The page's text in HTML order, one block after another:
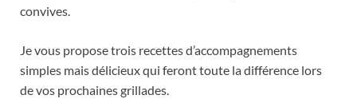
convives.
Je vous propose trois recettes d’accompagnements
simples mais délicieux qui feront toute la différence lors
de vos prochaines grillades.